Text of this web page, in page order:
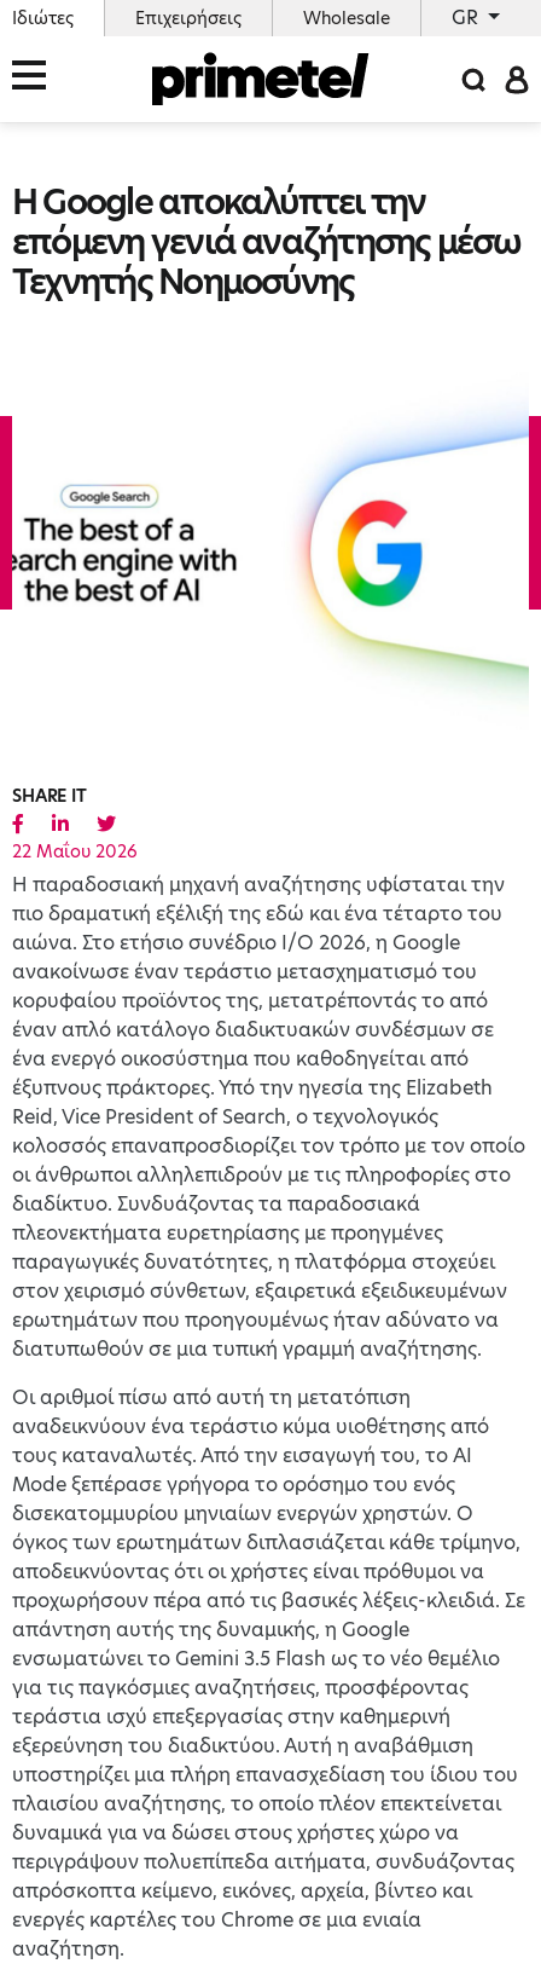
Ιδιώτες Επιχειρήσεις Wholesale GR
Η Google αποκαλύπτει την
επόμενη γενιά αναζήτησης μέσω
Τεχνητής Νοημοσύνης
SHARE IT
22 Μαΐου 2026
Η παραδοσιακή μηχανή αναζήτησης υφίσταται την
πιο δραματική εξέλιξή της εδώ και ένα τέταρτο του
αιώνα. Στο ετήσιο συνέδριο I/O 2026, η Google
ανακοίνωσε έναν τεράστιο μετασχηματισμό του
κορυφαίου προϊόντος της, μετατρέποντάς το από
έναν απλό κατάλογο διαδικτυακών συνδέσμων σε
ένα ενεργό οικοσύστημα που καθοδηγείται από
έξυπνους πράκτορες. Υπό την ηγεσία της Elizabeth
Reid, Vice President of Search, ο τεχνολογικός
κολοσσός επαναπροσδιορίζει τον τρόπο με τον οποίο
οι άνθρωποι αλληλεπιδρούν με τις πληροφορίες στο
διαδίκτυο. Συνδυάζοντας τα παραδοσιακά
πλεονεκτήματα ευρετηρίασης με προηγμένες
παραγωγικές δυνατότητες, η πλατφόρμα στοχεύει
στον χειρισμό σύνθετων, εξαιρετικά εξειδικευμένων
ερωτημάτων που προηγουμένως ήταν αδύνατο να
διατυπωθούν σε μια τυπική γραμμή αναζήτησης.
Οι αριθμοί πίσω από αυτή τη μετατόπιση
αναδεικνύουν ένα τεράστιο κύμα υιοθέτησης από
τους καταναλωτές. Από την εισαγωγή του, το AI
Mode ξεπέρασε γρήγορα το ορόσημο του ενός
δισεκατομμυρίου μηνιαίων ενεργών χρηστών. Ο
όγκος των ερωτημάτων διπλασιάζεται κάθε τρίμηνο,
αποδεικνύοντας ότι οι χρήστες είναι πρόθυμοι να
προχωρήσουν πέρα από τις βασικές λέξεις-κλειδιά. Σε
απάντηση αυτής της δυναμικής, η Google
ενσωματώνει το Gemini 3.5 Flash ως το νέο θεμέλιο
για τις παγκόσμιες αναζητήσεις, προσφέροντας
τεράστια ισχύ επεξεργασίας στην καθημερινή
εξερεύνηση του διαδικτύου. Αυτή η αναβάθμιση
υποστηρίζει μια πλήρη επανασχεδίαση του ίδιου του
πλαισίου αναζήτησης, το οποίο πλέον επεκτείνεται
δυναμικά για να δώσει στους χρήστες χώρο να
περιγράψουν πολυεπίπεδα αιτήματα, συνδυάζοντας
απρόσκοπτα κείμενο, εικόνες, αρχεία, βίντεο και
ενεργές καρτέλες του Chrome σε μια ενιαία
αναζήτηση.